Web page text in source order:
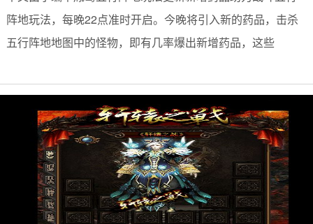
阵地玩法，每晚22点准时开启。今晚将引入新的药品，击杀
五行阵地地图中的怪物，即有几率爆出新增药品，这些